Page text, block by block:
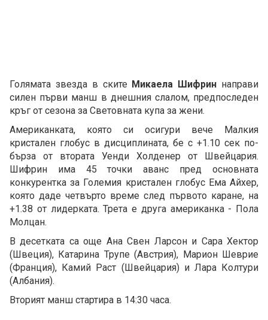
Голямата звезда в ските Микаела Шифрин направи
силен първи манш в днешния слалом, предпоследен
кръг от сезона за Световната купа за жени.
Американката, която си осигури вече Малкия
кристален глобус в дисциплината, бе с +1.10 сек по-
бърза от втората Уенди Холденер от Швейцария.
Шифрин има 45 точки аванс пред основната
конкурентка за Големия кристален глобус Ема Айхер,
която даде четвърто време след първото каране, на
+1.38 от лидерката. Трета е друга американка - Пола
Молцан.
В десетката са още Ана Свен Ларсон и Сара Хектор
(Швеция), Катарина Трупе (Австрия), Марион Шеврие
(Франция), Камий Раст (Швейцария) и Лара Колтури
(Албания).
Вторият манш стартира в 14:30 часа.